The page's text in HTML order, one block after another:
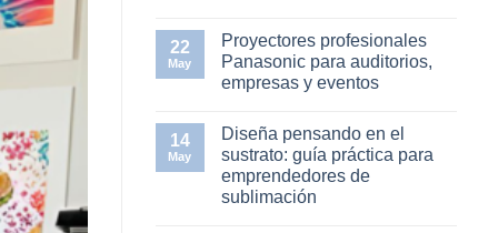
Completa
para
Equipos
e
Impresoras
comentarios
en
Proyectores
Panasonic
hogar:
crea
tu
sala
de
cine
22
May
Proyectores profesionales
Panasonic para auditorios,
empresas y eventos
comentarios
Proyectores
profesionales
Panasonic
para
14
May
Diseña pensando en el
sustrato: guía práctica para
emprendedores de
sublimación